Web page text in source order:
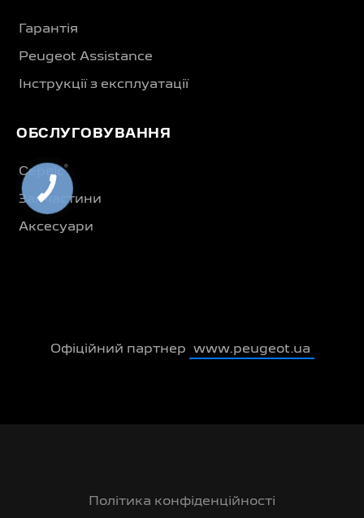
Гарантія
Peugeot Assistance
Інструкції з експлуатації
ОБСЛУГОВУВАННЯ
Сервіс®
Запчастини
Аксесуари
Офіційний партнер www.peugeot.ua
Політика конфіденційності